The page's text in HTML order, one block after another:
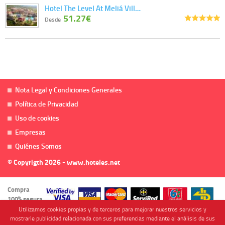
Hotel The Level At Meliá Vill…
Desde 51.27€
Nota Legal y Condiciones Generales
Política de Privacidad
Uso de cookies
Empresas
Quiénes Somos
© Copyrigth 2026 - www.hoteles.net
Compra
100% segura
Utilizamos cookies propias y de terceros para mejorar nuestros servicios y
mostrarle publicidad relacionada con sus preferencias mediante el análisis de sus